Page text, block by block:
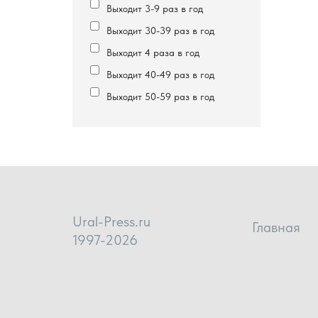
Выходит 3-9 раз в год
Выходит 30-39 раз в год
Выходит 4 раза в год
Выходит 40-49 раз в год
Выходит 50-59 раз в год
Ural-Press.ru
1997-2026
Главная